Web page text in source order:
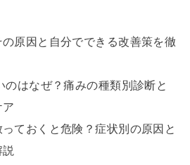
原因と自分でできる改善策を徹
のはなぜ？痛みの種類別診断と
ておくと危険？症状別の原因と